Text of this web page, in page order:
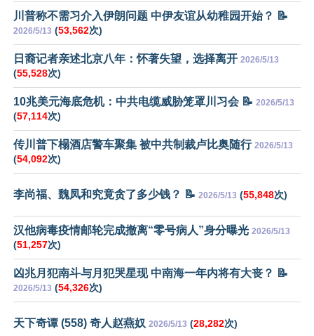
川普称不需习介入伊朗问题 中伊友谊从幼稚园开始？ 📝
2026/5/13 (53,562次)
日裔记者亲述北京八年：怀著失望，选择离开 2026/5/13
(55,528次)
10兆美元海底危机：中共电缆威胁笼罩川习会 📝 2026/5/13
(57,114次)
传川普下榻酒店警车聚集 被中共制裁卢比奥随行 2026/5/13
(54,092次)
李尚福、魏凤和究竟贪了多少钱？ 📝 2026/5/13 (55,848次)
汉他病毒疫情邮轮完成撤离“零号病人”身分曝光 2026/5/13
(51,257次)
凶兆月犯南斗与月犯哭星现 中南海一年内将有大丧？ 📝
2026/5/13 (54,326次)
天下奇谭 (558) 奇人赵燕奴 2026/5/13 (28,282次)